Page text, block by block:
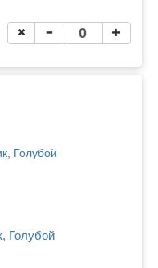
Голубой